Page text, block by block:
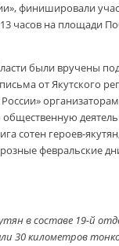
финишировали
часов на площади
были вручены
от Якутского
сотен героев-
февральские
в составе 19-й
30 километров